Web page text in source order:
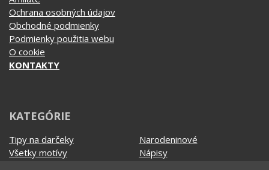
Ochrana osobných údajov
Obchodné podmienky
Podmienky použitia webu
O cookie
KONTAKTY
KATEGÓRIE
Tipy na darčeky
Všetky motívy
Narodeninové
Nápisy